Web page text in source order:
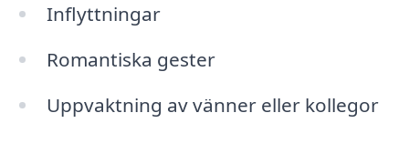
Inflyttningar
Romantiska gester
Uppvaktning av vänner eller kollegor